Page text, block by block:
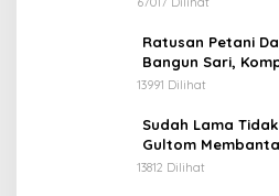
Ratusan Petani
Bangun Sari,
Berat Milik Hanafi
13991 Dilihat
Sudah Lama
Gultom
Penimbunan BBM
13812 Dilihat